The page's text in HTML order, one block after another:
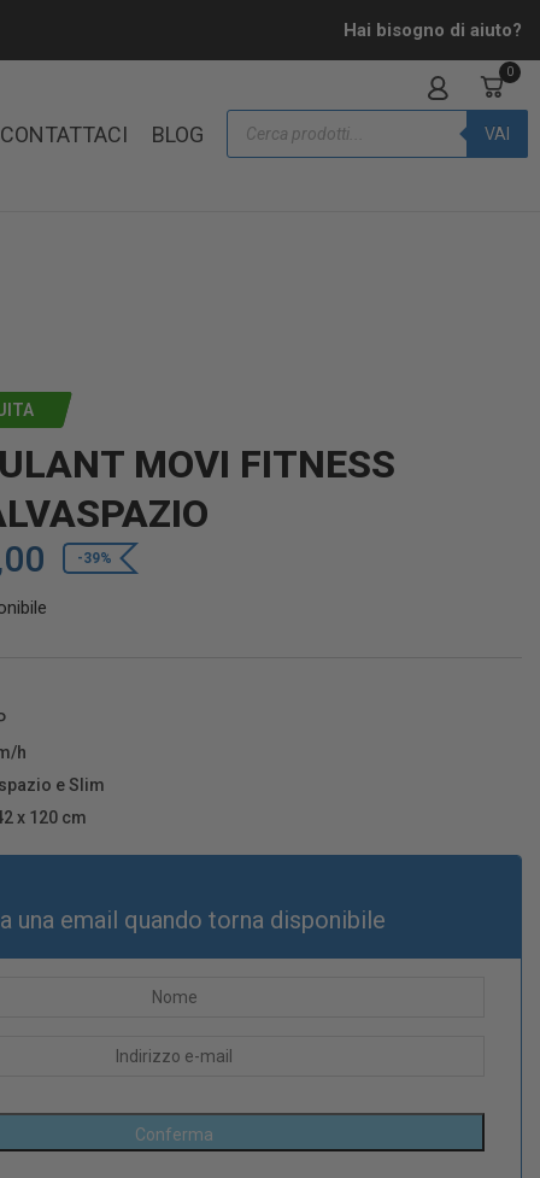
Hai bisogno di aiuto?
CONTATTACI BLOG
0
VAI
MOVI FITNESS
-39%
h
e Slim
x 120 cm
una email quando torna disponibile